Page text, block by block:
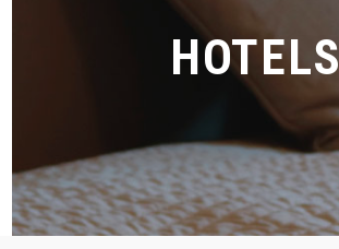
HOTELS